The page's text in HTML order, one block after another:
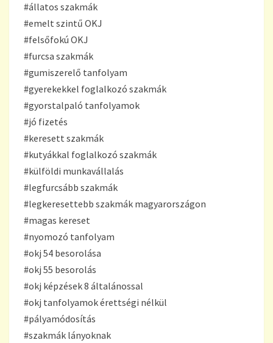
#állatos szakmák
#emelt szintű OKJ
#felsőfokú OKJ
#furcsa szakmák
#gumiszerelő tanfolyam
#gyerekekkel foglalkozó szakmák
#gyorstalpaló tanfolyamok
#jó fizetés
#keresett szakmák
#kutyákkal foglalkozó szakmák
#külföldi munkavállalás
#legfurcsább szakmák
#legkeresettebb szakmák magyarországon
#magas kereset
#nyomozó tanfolyam
#okj 54 besorolása
#okj 55 besorolás
#okj képzések 8 általánossal
#okj tanfolyamok érettségi nélkül
#pályamódosítás
#szakmák lányoknak